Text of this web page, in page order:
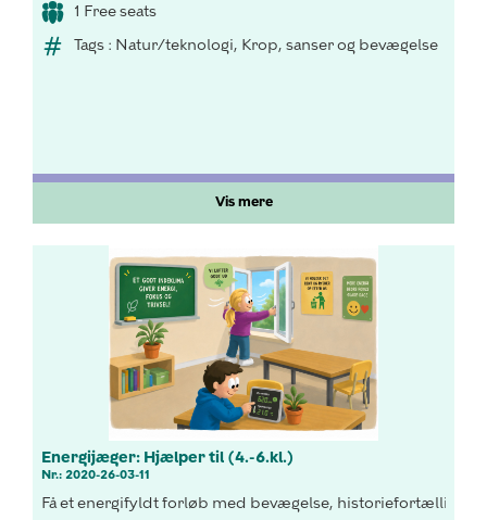
1 Free seats
Tags : Natur/teknologi, Krop, sanser og bevægelse
Vis mere
Energijæger: Hjælper til (4.-6.kl.)
Nr.: 2020-26-03-11
Få et energifyldt forløb med bevægelse, historiefortælling